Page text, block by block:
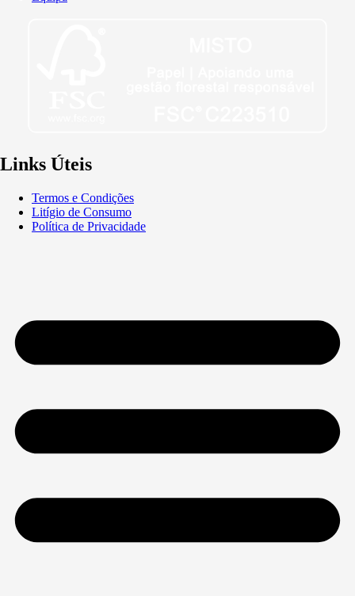
Links Úteis
Termos e Condições
Litígio de Consumo
Política de Privacidade